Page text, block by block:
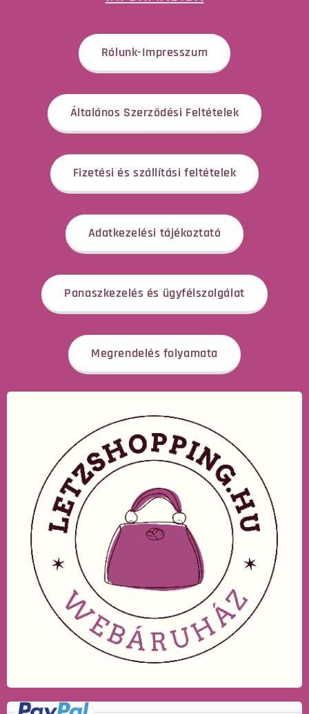
Rólunk-Impresszum
Általános Szerződési Feltételek
Fizetési és szállítási feltételek
Adatkezelési tájékoztató
Panaszkezelés és ügyfélszolgálat
Megrendelés folyamata